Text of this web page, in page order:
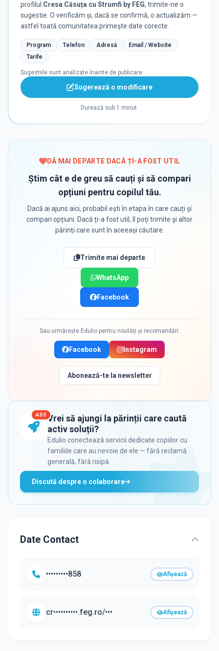
profilul Cresa Căsuța cu Strumfi by FEG, trimite-ne o
sugestie. O verificăm și, dacă se confirmă, o actualizăm —
astfel toată comunitatea primește date corecte.
Program Telefon Adresă
Email / Website
Tarife
Sugestiile sunt analizate înainte de publicare.
Sugerează o modificare
Durează sub 1 minut.
DĂ MAI DEPARTE DACĂ ȚI-A FOST UTIL
Știm cât e de greu să cauți și să compari
opțiuni pentru copilul tău.
Dacă ai ajuns aici, probabil ești în etapa în care cauți și
compari opțiuni. Dacă ți-a fost util, îl poți trimite și altor
părinți care sunt în aceeași căutare.
Trimite mai departe
WhatsApp
Facebook
Sau urmărește Edulio pentru noutăți și recomandări:
Facebook Instagram
Abonează-te la newsletter
ADS Vrei să ajungi la părinții care caută
activ soluții?
Edulio conectează servicii dedicate copiilor cu
familiile care au nevoie de ele — fără reclamă
generală, fără risipă.
Discută despre o colaborare
Date Contact
•••••••••858 Afișează
cr••••••••••.feg.ro/••• Afișează